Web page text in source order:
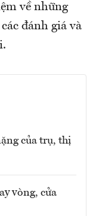
về những
đánh giá và
của trụ, thị
vòng, cửa